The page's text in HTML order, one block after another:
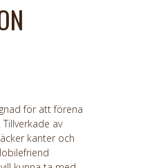
för att förena
av
kanter och